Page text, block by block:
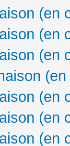
(en
(en
(en
(en
(en
(en